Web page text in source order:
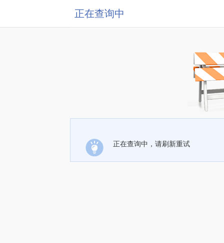
正在查询中
正在查询中，请刷新重试